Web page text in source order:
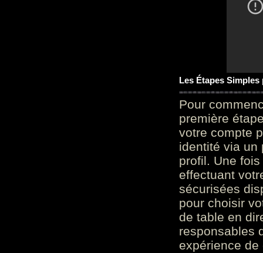
Les Étapes
Pour
première
votre compte
identité via un
profil. Une
effectuant
sécurisées
pour choisir
de table en
responsables
expérience